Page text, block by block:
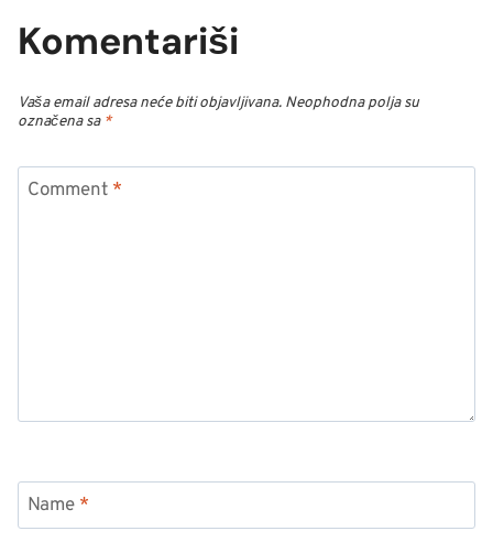
Komentariši
Vaša email adresa neće biti objavljivana. Neophodna polja su
označena sa *
Comment *
Name *